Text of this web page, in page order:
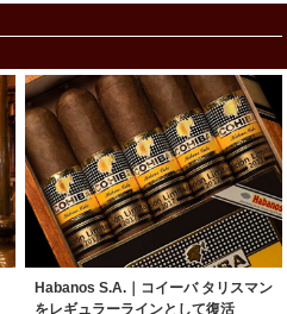
Habanos S.A.｜コイーバ タリスマン
をレギュラーラインとして復活